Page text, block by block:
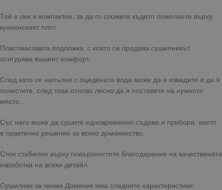
Той е лек и компактен, за да го сложите където пожелаете върху
кухненският плот.
Пластмасовата подложка, с която се продава сушилникът
осигурява вашият комфорт.
След като се напълни с оцедената вода може да я извадите и да я
почистите, след това отново лесно да я поставите на нужното
място.
Със него може да сушите едновременно съдове и прибори, което
е практично решение за всяко домакинство.
Стои стабилно върху повърхностите благодарение на качествената
изработка на всеки детайл.
Сушилник за чинии Доминик има следните характеристики: